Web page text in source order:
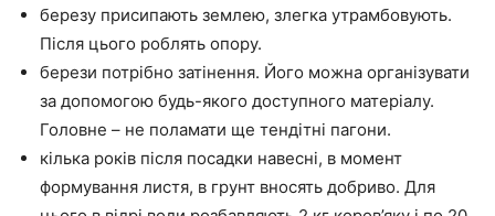
березу присипають землею, злегка утрамбовують.
Після цього роблять опору.
берези потрібно затінення. Його можна організувати
за допомогою будь-якого доступного матеріалу.
Головне – не поламати ще тендітні пагони.
кілька років після посадки навесні, в момент
формування листя, в грунт вносять добриво. Для